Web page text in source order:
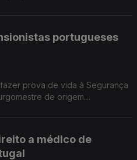
portugueses
prova de vida à Segurança
de origem
a médico de